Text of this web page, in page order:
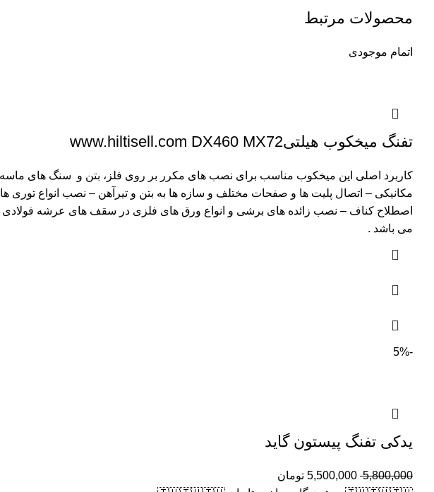
محصولات مرتبط
اتمام موجودی
تفنگ میخکوب هیلتیwww.hiltisell.com DX460 MX72
کاربرد اصلی این میخکوب مناسب برای نصب های مکرر بر روی فلز، بتن و سنگ های ماسه
مکانیکی – اتصال پلیت ها و صفحات مختلف و سازه ها به بتن و تیرآهن – نصب انواع
اصطلاح کناف – نصب زائده های برشی و انواع ورق های فلزی در سقف های عرشه فولادی
می باشد .
-5%
یدکی تفنگ پیستون گاید
5,800,000
5,500,000 تومان